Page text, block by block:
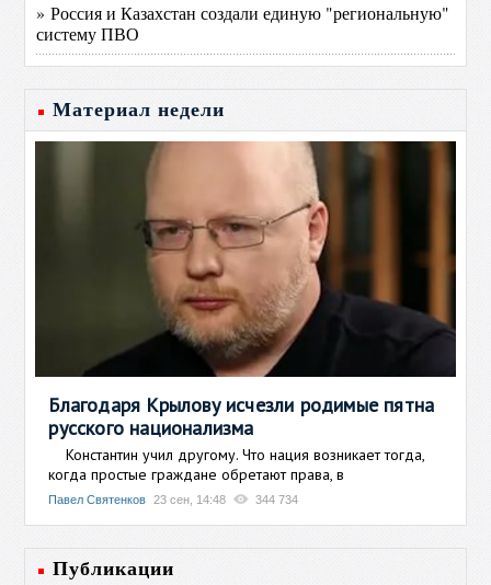
» Россия и Казахстан создали единую "региональную"
систему ПВО
Материал недели
Благодаря Крылову исчезли родимые пятна
русского национализма
Константин учил другому. Что нация возникает тогда,
когда простые граждане обретают права, в
Павел Святенков 23 сен, 14:48 344 734
Публикации